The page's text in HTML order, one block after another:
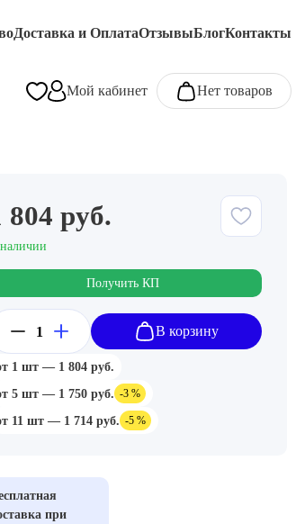
Доставка и ОплатаОтзывыБлогКонтакты
Мой кабинет Нет товаров
Размер, мм
804 руб.
Получить КП
В корзину
1 шт — 1 804 руб.
5 шт — 1 750 руб. -3 %
11 шт — 1 714 руб. -5 %
при